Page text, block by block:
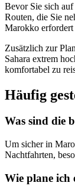
Bevor Sie sich
Routen, die Sie
Marokko erfordert
Zusätzlich zur
Sahara extrem
komfortabel zu
Häufig
Was sind die
Um sicher in
Nachtfahrten,
Wie plane